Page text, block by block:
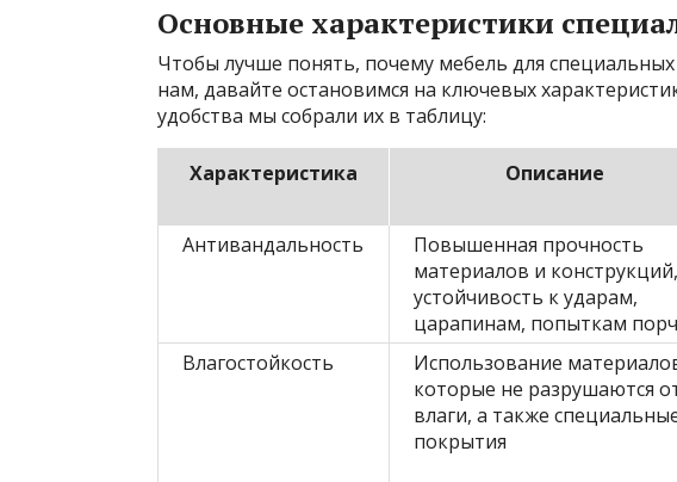
Основные характеристики
Чтобы лучше понять, почему мебель для
нам, давайте остановимся на ключевых
удобства мы собрали их в таблицу:
Характеристика Описание
Антивандальность
Повышенная прочность
материалов и конструкций,
устойчивость к ударам,
царапинам, попыткам
Влагостойкость
Использование
которые не разрушаются
влаги, а также
покрытия